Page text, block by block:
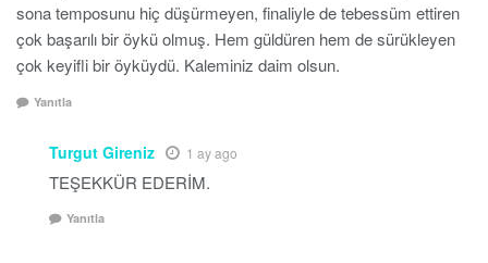
sona temposunu hiç düşürmeyen, finaliyle de tebessüm ettiren
çok başarılı bir öykü olmuş. Hem güldüren hem de sürükleyen
çok keyifli bir öyküydü. Kaleminiz daim olsun.
Yanıtla
Turgut Gireniz 1 ay ago
TEŞEKKÜR EDERİM.
Yanıtla